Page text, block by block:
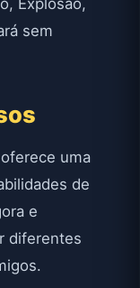
sem
uma
de
e
diferentes